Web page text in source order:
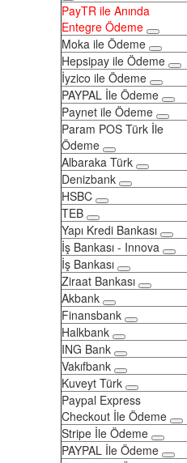
PayTR ile Anında
Entegre Ödeme
Moka ile Ödeme
Hepsipay ile Ödeme
İyzico ile Ödeme
PAYPAL İle Ödeme
Paynet ile Ödeme
Param POS Türk İle
Ödeme
Albaraka Türk
Denizbank
HSBC
TEB
Yapı Kredi Bankası
İş Bankası - Innova
İş Bankası
Ziraat Bankası
Akbank
Finansbank
Halkbank
ING Bank
Vakıfbank
Kuveyt Türk
Paypal Express
Checkout İle Ödeme
Stripe İle Ödeme
PAYPAL İle Ödeme